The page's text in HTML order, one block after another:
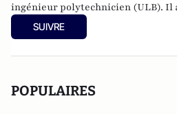
ingénieur polytechnicien (ULB).
ans haut fonctionnaire à la
de la Commission européenne.
SUIVRE
POPULAIRES